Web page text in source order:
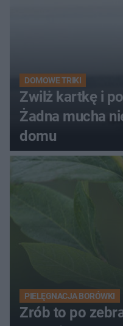
DOMOWE TRIKI
Zwilż kartkę i
Żadna mucha
domu
PIELĘGNACJA BORÓWKI
Zrób to po